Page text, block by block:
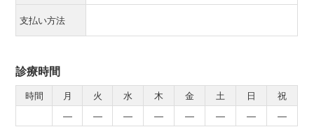
支払い方法
診療時間
時間 月 火 水 木 金 土 日
祝
―
― ― ― ― ― ―
―